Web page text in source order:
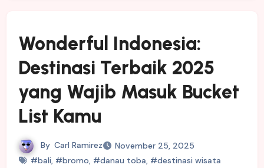
Wonderful Indonesia:
Destinasi Terbaik 2025
yang Wajib Masuk Bucket
List Kamu
By Carl Ramirez
November 25, 2025
#bali, #bromo, #danau toba, #destinasi wisata